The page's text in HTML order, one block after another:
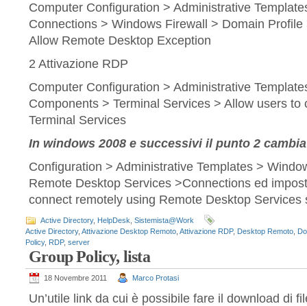
Computer Configuration > Administrative
Connections > Windows Firewall > Domain
Allow Remote Desktop Exception
2 Attivazione RDP
Computer Configuration > Administrative
Components > Terminal Services > Allow users to
Terminal Services
In windows 2008 e successivi il punto 2
Configuration > Administrative Templates >
Remote Desktop Services >Connections ed
connect remotely using Remote Desktop Services
Active Directory, HelpDesk Sistemista@Work
Active Directory, Attivazione Desktop Remoto Attivazione RDP, Desktop Remoto
Policy, RDP, server
Group Policy, lista
18 Novembre 2011 Marco Protasi
Un’utile link da cui è possibile fare il download di